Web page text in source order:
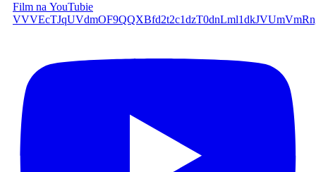
Film na YouTubie